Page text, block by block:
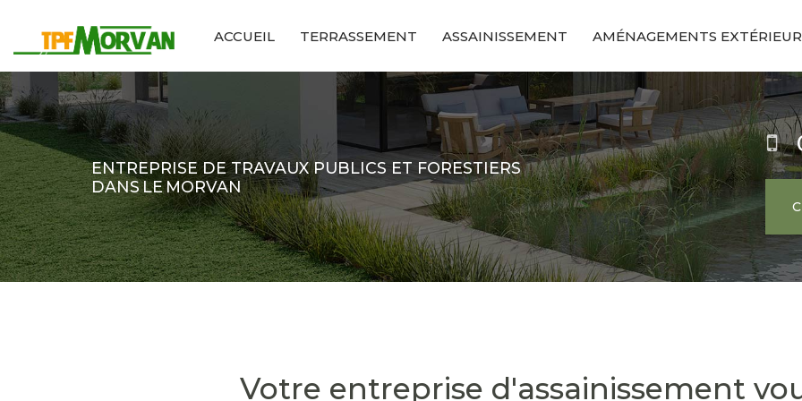
contenu
principal
ACCUEIL TERRASSEMENT ASSAINISSEMENT AMÉNAGEMENTS
ENTREPRISE DE TRAVAUX PUBLICS ET FORESTIERS
DANS LE MORVAN
Votre entreprise d'assainissement